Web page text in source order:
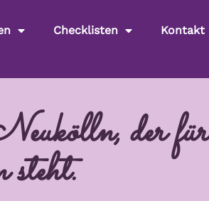
Checklisten Kontakt
der für